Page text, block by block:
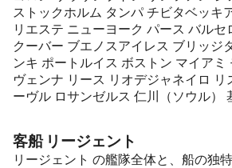
ストックホルム タンパ チビタベッキ
リエステ ニューヨーク パース バルセ
クーバー ブエノスアイレス ブリッジ
ンキ ポートルイス ボストン マイアミ
ヴェンナ リース リオデジャネイロ リ
ーヴル ロサンゼルス 仁川（ソウル）
客船 リージェント
リージェント の艦隊全体と、船の独